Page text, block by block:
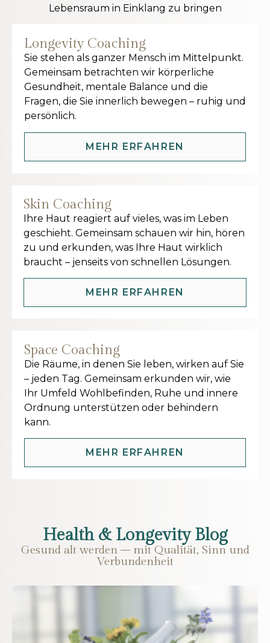
Lebensraum in Einklang zu bringen
Longevity Coaching
Sie stehen als ganzer Mensch im Mittelpunkt.
Gemeinsam betrachten wir körperliche
Gesundheit, mentale Balance und die
Fragen, die Sie innerlich bewegen – ruhig und
persönlich.
MEHR ERFAHREN
Skin Coaching
Ihre Haut reagiert auf vieles, was im Leben
geschieht. Gemeinsam schauen wir hin, hören
zu und erkunden, was Ihre Haut wirklich
braucht – jenseits von schnellen Lösungen.
MEHR ERFAHREN
Space Coaching
Die Räume, in denen Sie leben, wirken auf Sie
– jeden Tag. Gemeinsam erkunden wir, wie
Ihr Umfeld Wohlbefinden, Ruhe und innere
Ordnung unterstützen oder behindern
kann.
MEHR ERFAHREN
Health & Longevity Blog
Gesund alt werden – mit Qualität, Sinn und
Verbundenheit